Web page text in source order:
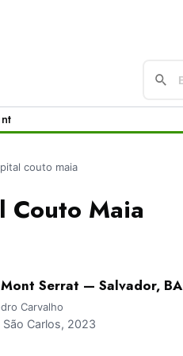
couto maia
Couto Maia
Serrat — Salvador, BA
Carvalho
São Carlos, 2023